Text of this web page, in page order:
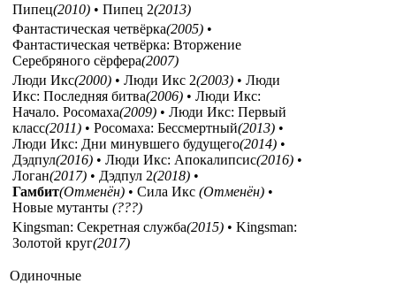
Пипец(2010) • Пипец 2(2013)
Фантастическая четвёрка(2005) •
Фантастическая четвёрка: Вторжение
Серебряного сёрфера(2007)
Люди Икс(2000) • Люди Икс 2(2003) • Люди
Икс: Последняя битва(2006) • Люди Икс:
Начало. Росомаха(2009) • Люди Икс: Первый
класс(2011) • Росомаха: Бессмертный(2013) •
Люди Икс: Дни минувшего будущего(2014) •
Дэдпул(2016) • Люди Икс: Апокалипсис(2016) •
Логан(2017) • Дэдпул 2(2018) •
Гамбит(Отменён) • Сила Икс (Отменён) •
Новые мутанты (???)
Kingsman: Секретная служба(2015) • Kingsman:
Золотой круг(2017)
Одиночные